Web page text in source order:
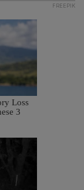
FREEPIK